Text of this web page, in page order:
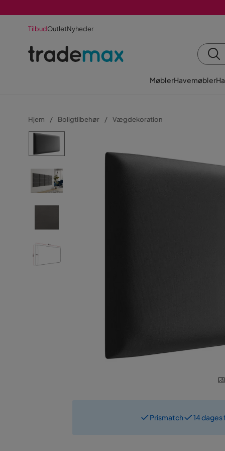
TilbudOutletNyheder
MøblerHavemøbler
Hjem Boligtilbehør Vægdekoration
Prismatch 14